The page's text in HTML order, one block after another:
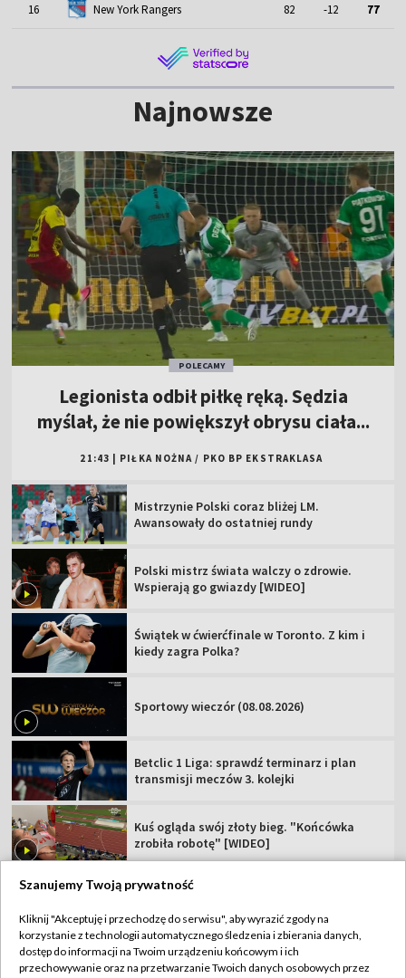
16 New York Rangers 82 -12 77
Najnowsze
POLECAMY
Legionista odbił piłkę ręką. Sędzia
myślał, że nie powiększył obrysu ciała...
21:43 PIŁKA NOŻNA / PKO BP EKSTRAKLASA
Mistrzynie Polski coraz bliżej LM.
Awansowały do ostatniej rundy
Polski mistrz świata walczy o zdrowie.
Wspierają go gwiazdy [WIDEO]
Świątek w ćwierćfinale w Toronto. Z kim i
kiedy zagra Polka?
Sportowy wieczór (08.08.2026)
Betclic 1 Liga: sprawdź terminarz i plan
transmisji meczów 3. kolejki
Kuś ogląda swój złoty bieg. "Końcówka
zrobiła robotę" [WIDEO]
TVP
Abonament TVP
Regulamin TVP
Szanujemy Twoją prywatność
Kliknij "Akceptuję i przechodzę do serwisu", aby wyrazić zgody na
korzystanie z technologii automatycznego śledzenia i zbierania danych,
dostęp do informacji na Twoim urządzeniu końcowym i ich
przechowywanie oraz na przetwarzanie Twoich danych osobowych przez